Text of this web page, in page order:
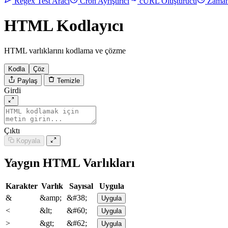
HTML Kodlayıcı
HTML varlıklarını kodlama ve çözme
Kodla
Çöz
Paylaş
Temizle
Girdi
Çıktı
Kopyala
Yaygın HTML Varlıkları
Karakter Varlık Sayısal
Uygula
&
&amp; &#38; Uygula
< &lt; &#60; Uygula
> &gt; &#62; Uygula